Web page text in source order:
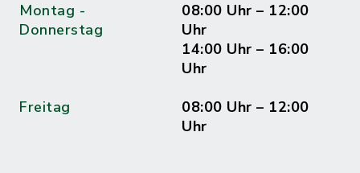
Montag -
Donnerstag
08:00 Uhr – 12:00
Uhr
14:00 Uhr – 16:00
Uhr
Freitag
08:00 Uhr – 12:00
Uhr